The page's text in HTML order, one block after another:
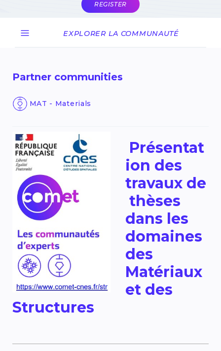
REGISTER
EXPLORER LA COMMUNAUTÉ
Partner communities
MAT - Materials
Présentat
ion des
travaux de
thèses
dans les
domaines
des
Matériaux
et des
Structures